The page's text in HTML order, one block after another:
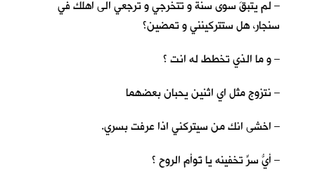
– لم يتبقَ سوى سنة و تتخرجي و ترجعي الى اهلك في
سنجار، هل ستتركينني و تمضين؟
– و ما الذي تخطط له انت ؟
– نتزوج مثل اي اثنين يحبان بعضهما
– اخشى انك من سيتركني اذا عرفت بسري.
– أيُّ سرٍّ تخفينه يا تَوأم الروح ؟